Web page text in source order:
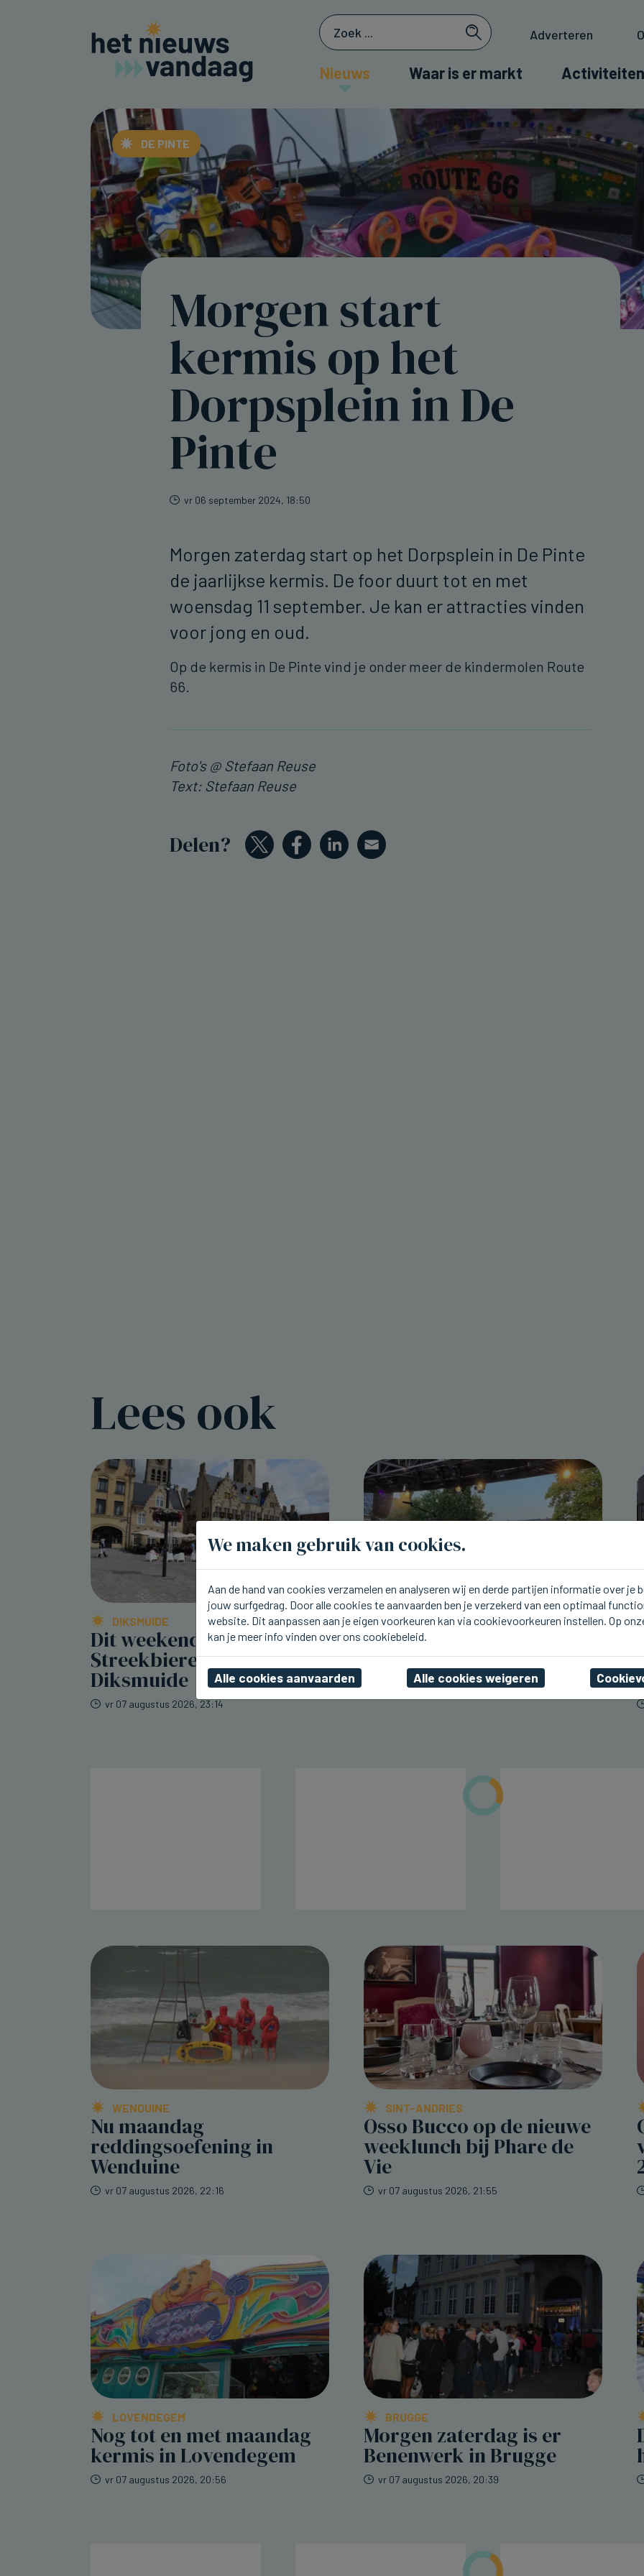
Adverteren
Nieuws Waar is er markt
DE PINTE
Morgen start
kermis op het
Dorpsplein in De
Pinte
vr 06 september 2024, 18:50
Morgen zaterdag start op het Dorpsplein in De Pinte
de jaarlijkse kermis. De foor duurt tot en met
woensdag 11 september. Je kan er attracties vinden
voor jong en oud.
Op de kermis in De Pinte vind je onder meer de kindermolen Route
66.
Foto's @ Stefaan Reuse
Text: Stefaan Reuse
Delen?
Lees ook
DIKSMUIDE
Dit weekend
Streekbierenfestival in
Diksmuide
vr 07 augustus 2026, 23:14
ICHTEGEM
U2.be op de planken bij
Ceciliafeeste in Ichtegem
vr 07 augustus 2026, 22:42
WENDUINE
Nu maandag
reddingsoefening in
Wenduine
vr 07 augustus 2026, 22:16
SINT-ANDRIES
Osso Bucco op de nieuwe
weeklunch bij Phare de
Vie
vr 07 augustus 2026, 21:55
LOVENDEGEM
Nog tot en met maandag
kermis in Lovendegem
vr 07 augustus 2026, 20:56
BRUGGE
Morgen zaterdag is er
Benenwerk in Brugge
vr 07 augustus 2026, 20:39
We maken gebruik van cookies.
Aan de hand van cookies verzamelen en analyseren wij en derde partijen informatie over je
jouw surfgedrag. Door alle cookies te aanvaarden ben je verzekerd van een optimaal
website. Dit aanpassen aan je eigen voorkeuren kan via cookievoorkeuren instellen. Op
kan je meer info vinden over ons cookiebeleid.
Alle cookies aanvaarden Alle cookies weigeren